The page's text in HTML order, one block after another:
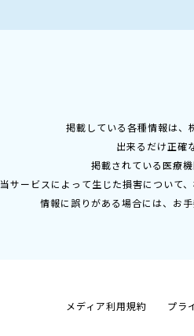
掲載している各種情報は、
出来るだけ正確
掲載されている医療
当サービスによって生じた損害について
情報に誤りがある場合には、お
メディア利用規約 プラ